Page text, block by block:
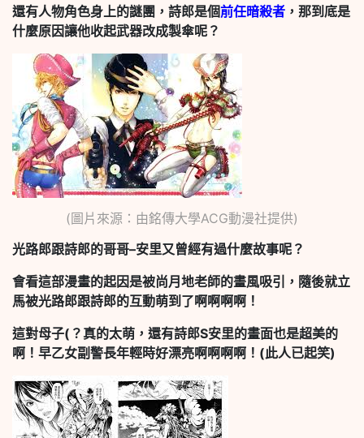
還有人物角色身上的謎團，詩郎是個前任暗殺者 ，那到底是
什麼原因讓他收起武器改成製傘呢？
(圖片來源：由銘傳大學ACG動漫社提供)
光路郎跟詩郎的哥哥–安里又曾經有過什麼故事呢？
會看這部漫畫的起因是被尚月地老師的畫風吸引，隨後就立
馬被光路郎跟詩郎的互動萌到了啊啊啊啊！
這對母子(？真的太萌，還有詩郎S安里的畫面也是超美的
啊！早乙女副警長年輕時好漂亮啊啊啊啊！(此人已起笑)